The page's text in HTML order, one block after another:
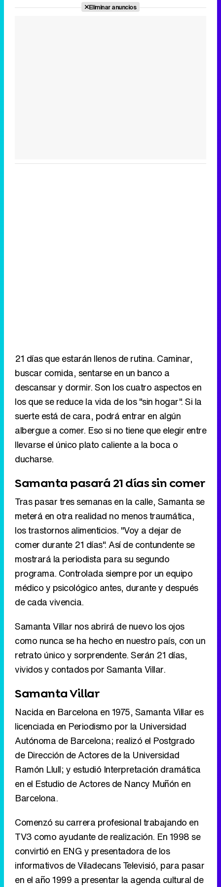
albergue a comer. Eso si no tiene que elegir entre
llevarse el único plato caliente a la boca o
ducharse.
Samanta pasará 21 días sin comer
Tras pasar tres semanas en la calle, Samanta se
meterá en otra realidad no menos traumática,
los trastornos alimenticios. "Voy a dejar de
comer durante 21 días". Así de contundente se
mostrará la periodista para su segundo
programa. Controlada siempre por un equipo
médico y psicológico antes, durante y después
de cada vivencia.
Samanta Villar nos abrirá de nuevo los ojos
como nunca se ha hecho en nuestro país, con un
retrato único y sorprendente. Serán 21 días,
vividos y contados por Samanta Villar.
Samanta Villar
Nacida en Barcelona en 1975, Samanta Villar es
licenciada en Periodismo por la Universidad
Autónoma de Barcelona; realizó el Postgrado
de Dirección de Actores de la Universidad
Ramón Llull; y estudió Interpretación dramática
en el Estudio de Actores de Nancy Muñón en
Barcelona.
Comenzó su carrera profesional trabajando en
TV3 como ayudante de realización. En 1998 se
convirtió en ENG y presentadora de los
informativos de Viladecans Televisió, para pasar
Barcelona Televisió.
Después de trabajar en la televisión local de
Barcelona, fichó por TVE Cataluña, donde
presentó los informativos territoriales durante 6